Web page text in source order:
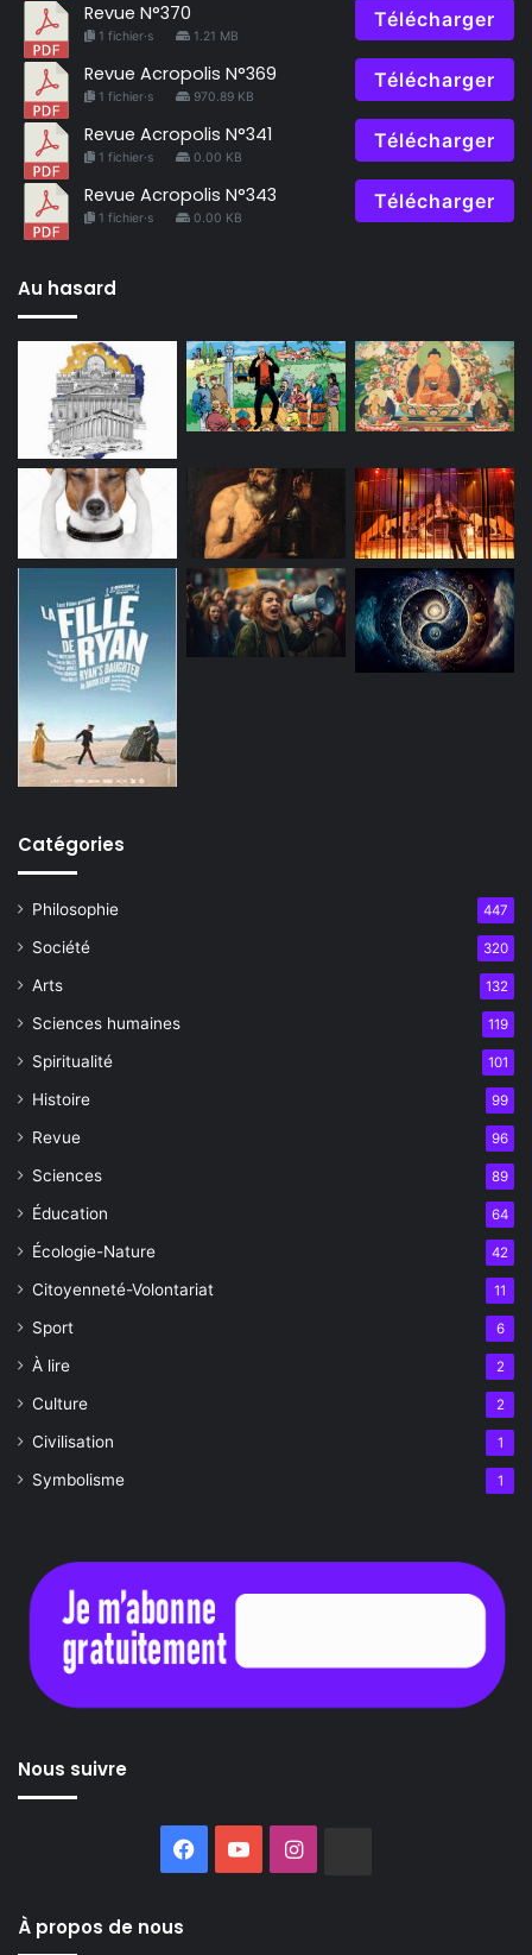
Revue N°370
1 fichier·s 1.21 MB
Télécharger
Revue Acropolis N°369
1 fichier·s 970.89 KB
Télécharger
Revue Acropolis N°341
1 fichier·s 0.00 KB
Télécharger
Revue Acropolis N°343
1 fichier·s 0.00 KB
Télécharger
Au hasard
Catégories
Philosophie 447
Société 320
Arts 132
Sciences humaines 119
Spiritualité 101
Histoire 99
Revue 96
Sciences 89
Éducation 64
Écologie-Nature 42
Citoyenneté-Volontariat 11
Sport 6
À lire 2
Culture 2
Civilisation 1
Symbolisme 1
Nous suivre
Facebook
YouTubeInstagram
À propos de nous